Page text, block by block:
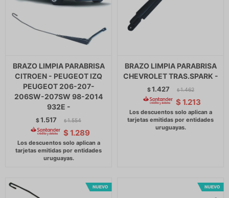
BRAZO LIMPIA PARABRISA
CITROEN - PEUGEOT IZQ
PEUGEOT 206-207-
206SW-207SW 98-2014
932E -
$1.517 $ 1.554
$ 1.289
BRAZO LIMPIA PARABRISA
CHEVROLET TRAS.SPARK -
$1.427 $ 1.462
$ 1.213